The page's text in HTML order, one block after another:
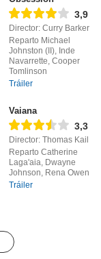
3,9
Director: Curry Barker
Reparto Michael
Johnston (II), Inde
Navarrette, Cooper
Tomlinson
Tráiler
Vaiana
3,3
Director: Thomas Kail
Reparto Catherine
Laga'aia, Dwayne
Johnson, Rena Owen
Tráiler